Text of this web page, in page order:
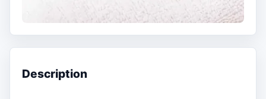
Description